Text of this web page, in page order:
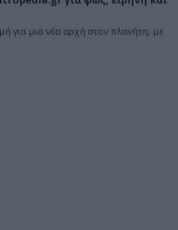
για μια νέα αρχή στον πλανήτη, με